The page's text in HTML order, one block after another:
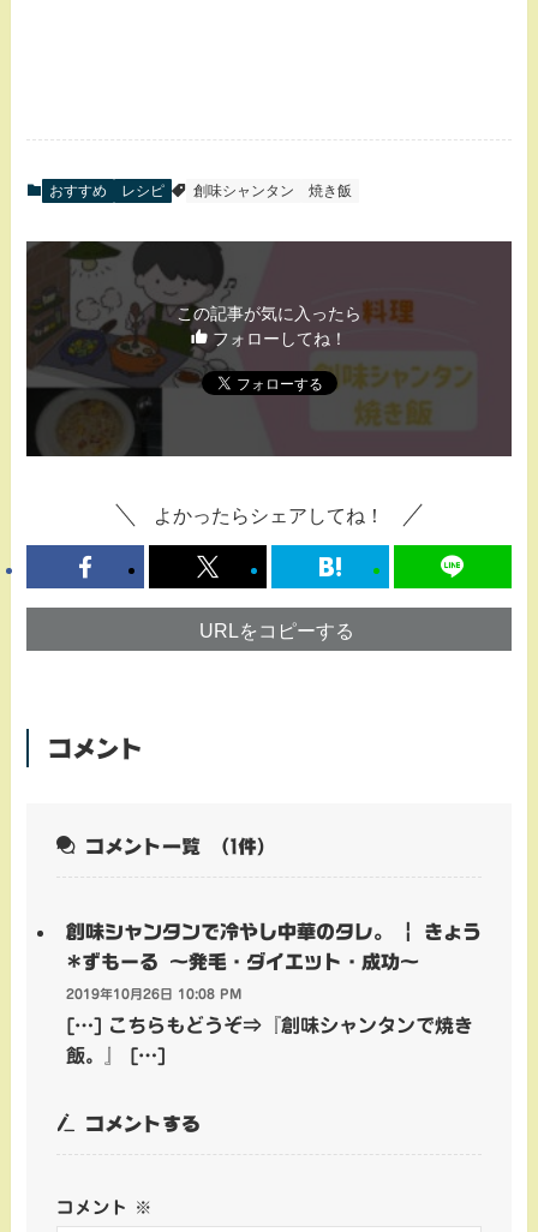
おすすめ レシピ 創味シャンタン 焼き飯
この記事が気に入ったら
フォローしてね！
よかったらシェアしてね！
URLをコピーする
コメント
コメント一覧 （1件）
創味シャンタンで冷やし中華のタレ。 | きょう
*ずもーる ～発毛・ダイエット・成功～
2019年10月26日 10:08 PM
[…] こちらもどうぞ⇒『創味シャンタンで焼き
飯。』 […]
コメントする
コメント ※